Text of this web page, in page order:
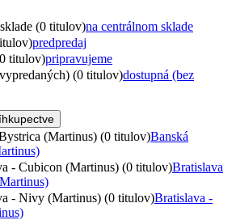
(0 titulov)na centrálnom sklade
predpredaj
titulov)pripravujeme
(0 titulov)dostupná (bez
(Martinus) (0 titulov)Banská
- Cubicon (Martinus) (0 titulov)Bratislava
- Nivy (Martinus) (0 titulov)Bratislava -